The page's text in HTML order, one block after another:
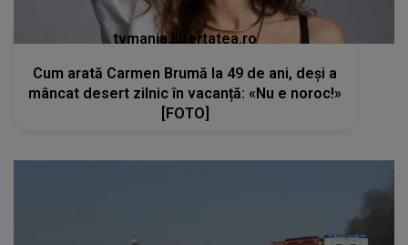
tvmania.libertatea.ro
Cum arată Carmen Brumă la 49 de ani, deși a
mâncat desert zilnic în vacanță: «Nu e noroc!»
[FOTO]